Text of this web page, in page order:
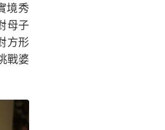
境秀
母子
方形
戰婆